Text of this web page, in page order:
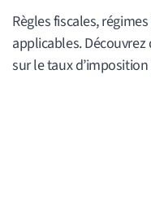
Règles fiscales,
applicables. Découvrez
sur le taux d’imposition